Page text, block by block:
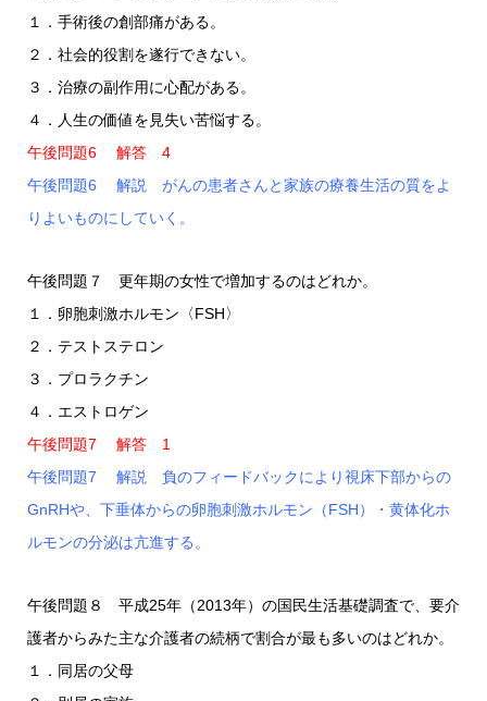
１．手術後の創部痛がある。
２．社会的役割を遂行できない。
３．治療の副作用に心配がある。
４．人生の価値を見失い苦悩する。
午後問題6 解答 4
午後問題6 解説 がんの患者さんと家族の療養生活の質をよ
りよいものにしていく。
午後問題７ 更年期の女性で増加するのはどれか。
１．卵胞刺激ホルモン〈FSH〉
２．テストステロン
３．プロラクチン
４．エストロゲン
午後問題7 解答 1
午後問題7 解説 負のフィードバックにより視床下部からの
GnRHや、下垂体からの卵胞刺激ホルモン（FSH）・黄体化ホ
ルモンの分泌は亢進する。
午後問題８ 平成25年（2013年）の国民生活基礎調査で、要介
護者からみた主な介護者の続柄で割合が最も多いのはどれか。
１．同居の父母